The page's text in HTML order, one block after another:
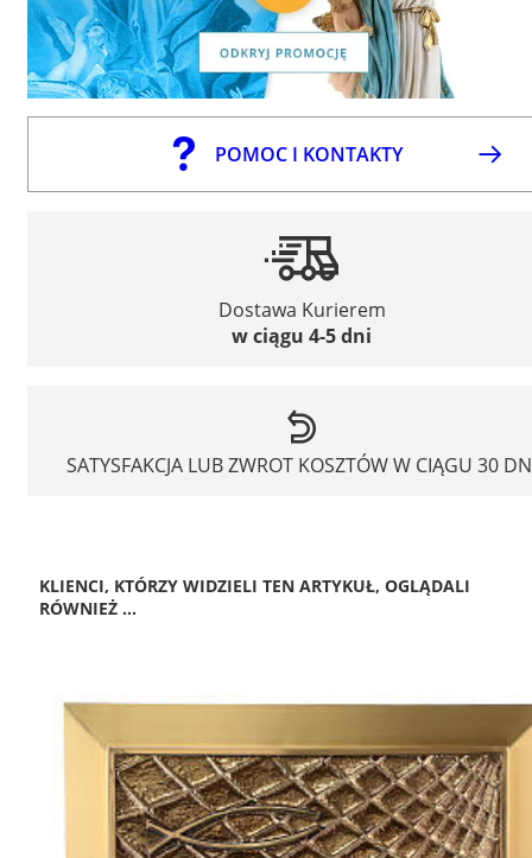
POMOC I KONTAKTY
Dostawa Kurierem
w ciągu 4-5 dni
SATYSFAKCJA LUB ZWROT KOSZTÓW W CIĄGU 30
KLIENCI, KTÓRZY WIDZIELI TEN ARTYKUŁ, OGLĄDALI
RÓWNIEŻ ...